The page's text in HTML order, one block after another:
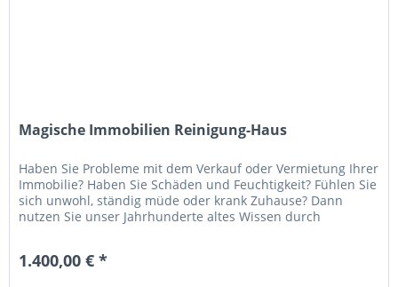
Magische Immobilien Reinigung-Haus
Haben Sie Probleme mit dem Verkauf oder Vermietung Ihrer
Immobilie? Haben Sie Schäden und Feuchtigkeit? Fühlen Sie
sich unwohl, ständig müde oder krank Zuhause? Dann
nutzen Sie unser Jahrhunderte altes Wissen durch
1.400,00 € *